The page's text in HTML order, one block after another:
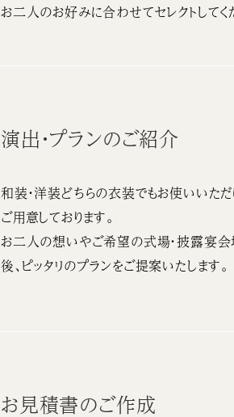
お二人のお好みに合わせてセレクトしてく
演出・プランのご紹介
和装・洋装どちらの衣装でもお使いいた
ご用意しております。
お二人の想いやご希望の式場・披露宴会
後、ピッタリのプランをご提案いたします。
お見積書のご作成